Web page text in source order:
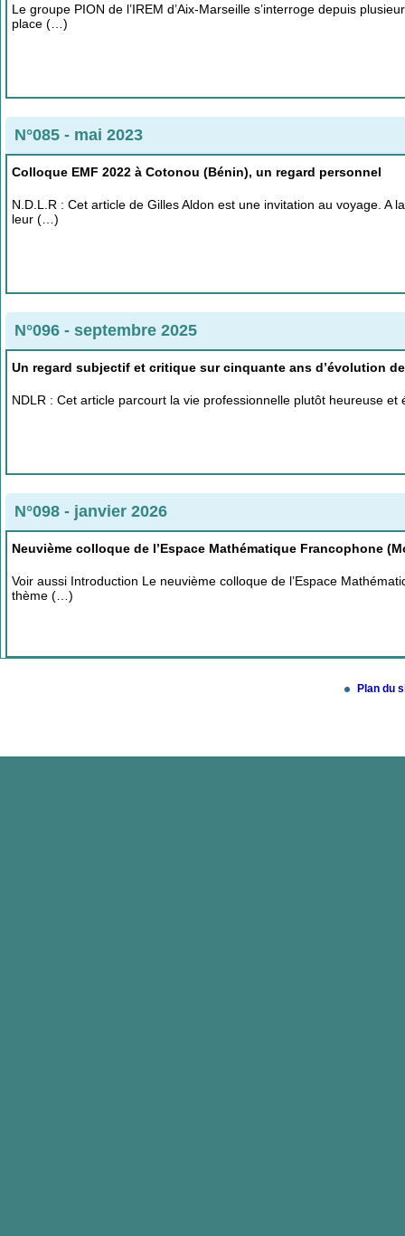
Le groupe PION de l’IREM d’Aix-Marseille s’interroge depuis
place (…)
N°085 - mai 2023
Colloque EMF 2022 à Cotonou (Bénin), un regard personnel
N.D.L.R : Cet article de Gilles Aldon est une invitation au voyage. A
leur (…)
N°096 - septembre 2025
Un regard subjectif et critique sur cinquante ans d’évolution
NDLR : Cet article parcourt la vie professionnelle plutôt heureuse
N°098 - janvier 2026
Neuvième colloque de l’Espace Mathématique Francophone
Voir aussi Introduction Le neuvième colloque de l’Espace
thème (…)
Plan du